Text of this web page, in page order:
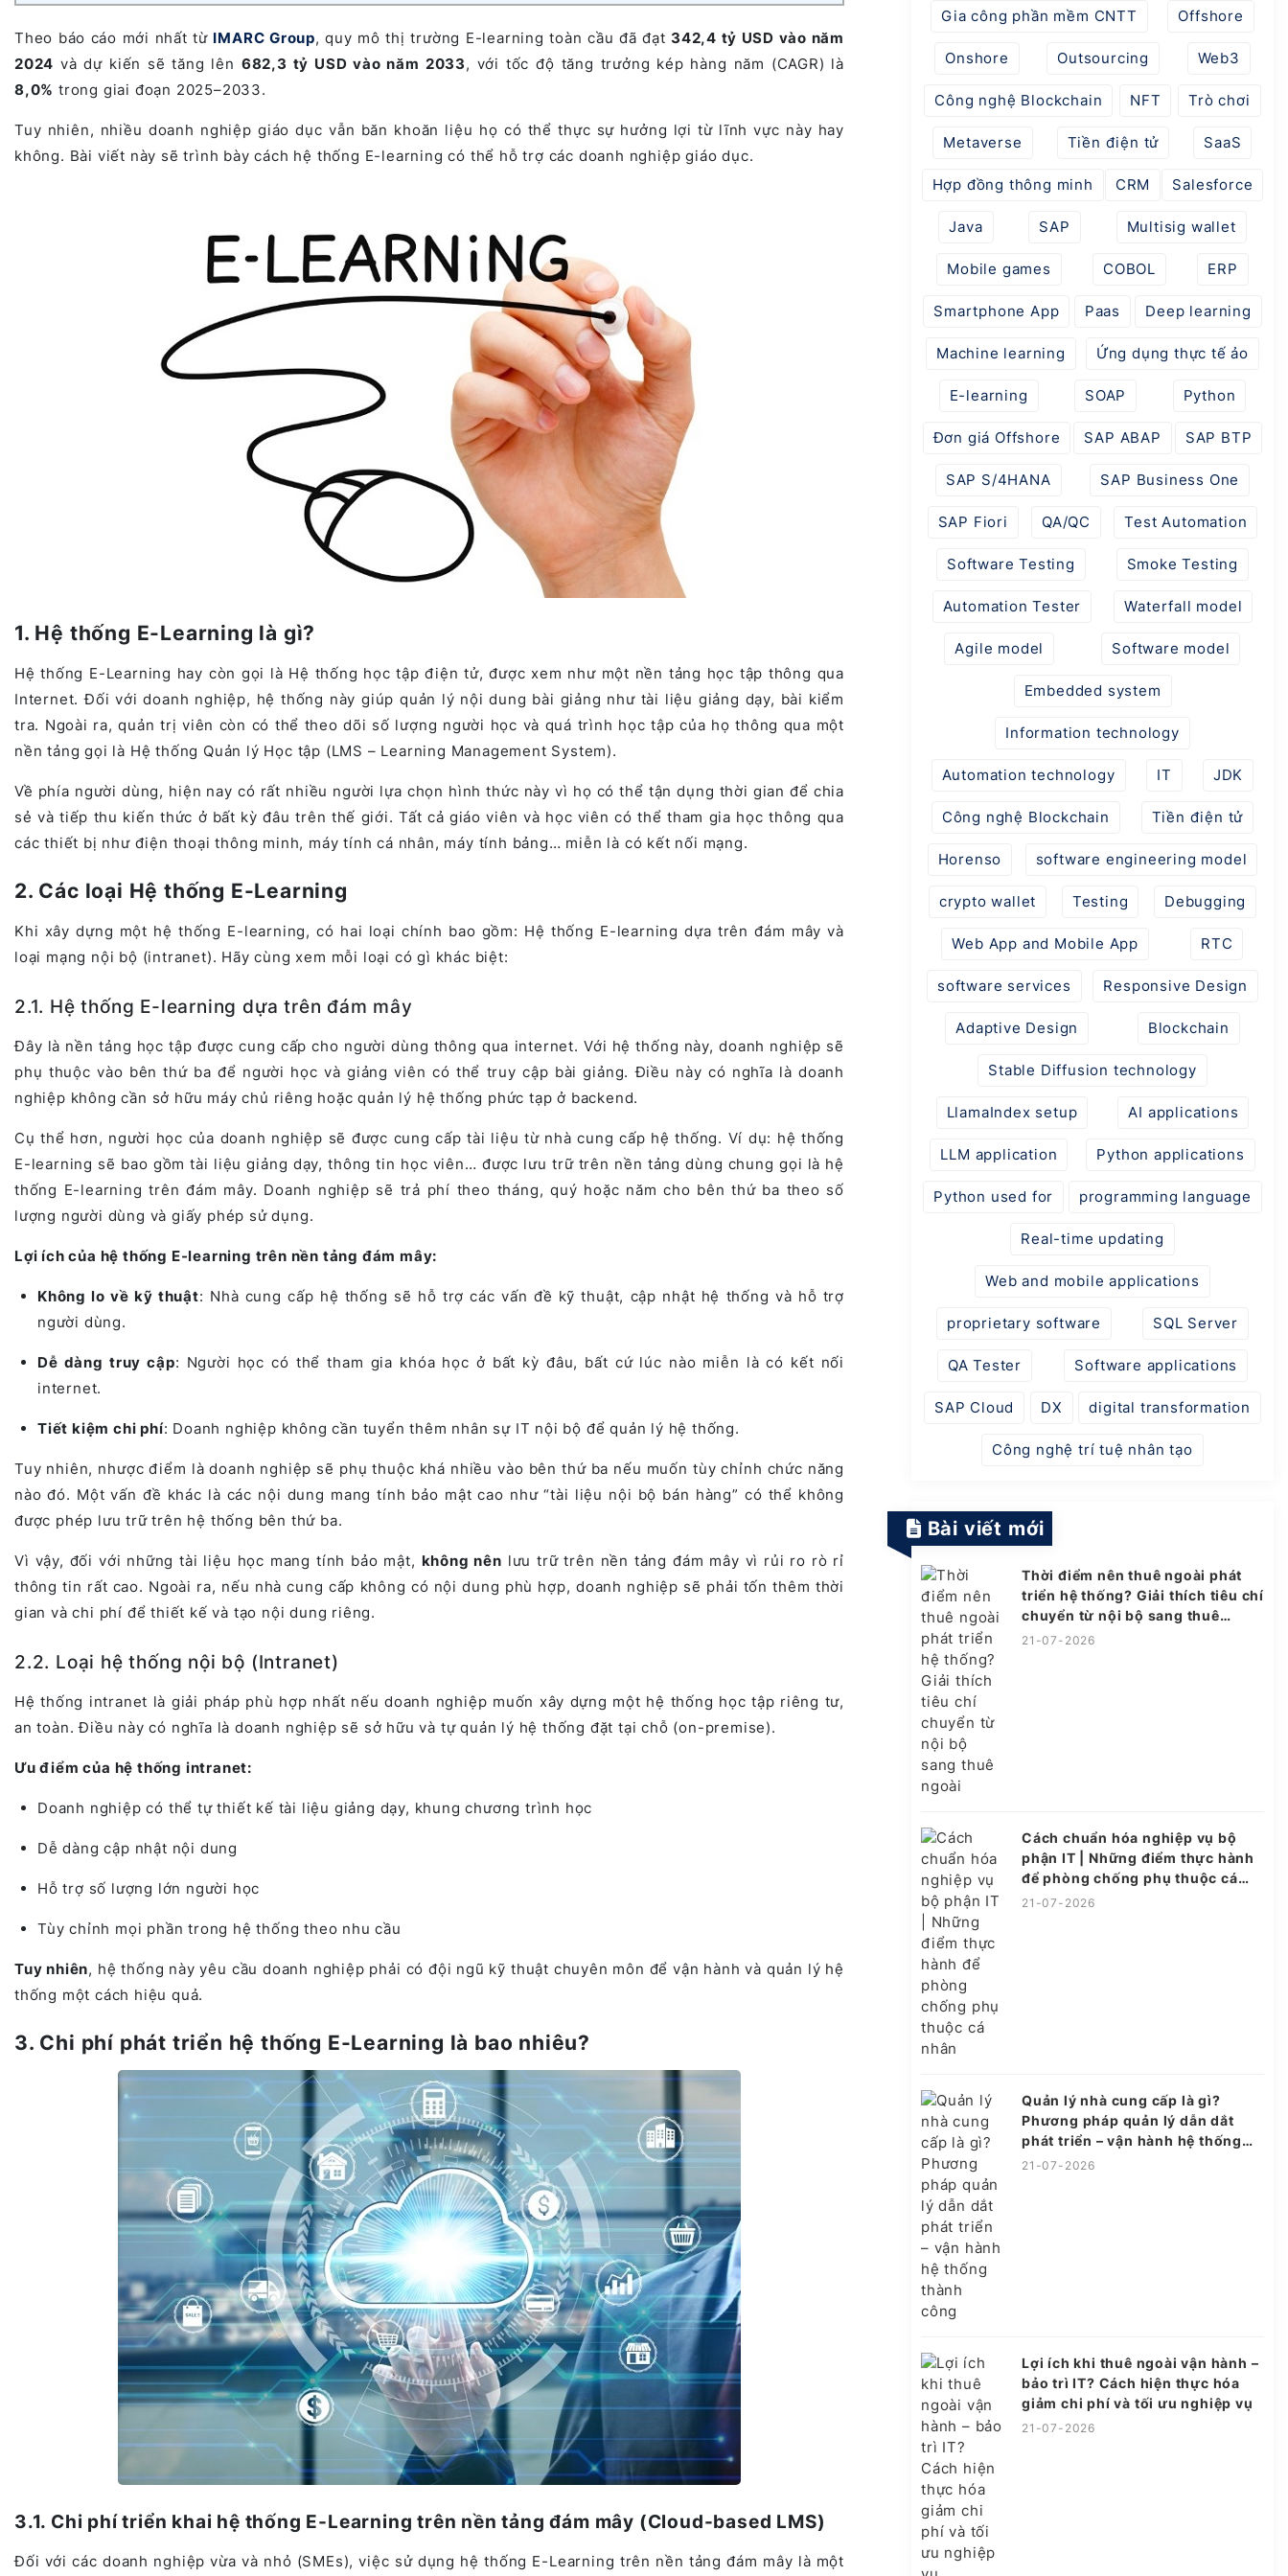
Theo báo cáo mới nhất từ IMARC Group, quy mô thị trường E-learning toàn cầu đã đạt342,4 tỷ USD vào năm
2024 và dự kiến sẽ tăng lên 682,3 tỷ USD vào năm 2033, với tốc độ tăng trưởng kép hàng năm (CAGR) là
8,0% trong giai đoạn 2025–2033.
Tuy nhiên, nhiều doanh nghiệp giáo dục vẫn băn khoăn liệu họ có thể thực sự hưởng lợi từ lĩnh vực này hay
không. Bài viết này sẽ trình bày cách hệ thống E-learning có thể hỗ trợ các doanh nghiệp giáo dục.
1. Hệ thống E-Learning là gì?
Hệ thống E-Learning hay còn gọi là Hệ thống học tập điện tử, được xem như một nền tảng học tập thông qua
Internet. Đối với doanh nghiệp, hệ thống này giúp quản lý nội dung bài giảng như tài liệu giảng dạy, bài kiểm
tra. Ngoài ra, quản trị viên còn có thể theo dõi số lượng người học và quá trình học tập của họ thông qua một
nền tảng gọi là Hệ thống Quản lý Học tập (LMS – Learning Management System).
Về phía người dùng, hiện nay có rất nhiều người lựa chọn hình thức này vì họ có thể tận dụng thời gian để chia
sẻ và tiếp thu kiến thức ở bất kỳ đâu trên thế giới. Tất cả giáo viên và học viên có thể tham gia học thông qua
các thiết bị như điện thoại thông minh, máy tính cá nhân, máy tính bảng… miễn là có kết nối mạng.
2. Các loại Hệ thống E-Learning
Khi xây dựng một hệ thống E-learning, có hai loại chính bao gồm: Hệ thống E-learning dựa trên đám mây và
loại mạng nội bộ (intranet). Hãy cùng xem mỗi loại có gì khác biệt:
2.1. Hệ thống E-learning dựa trên đám mây
Đây là nền tảng học tập được cung cấp cho người dùng thông qua internet. Với hệ thống này, doanh nghiệp sẽ
phụ thuộc vào bên thứ ba để người học và giảng viên có thể truy cập bài giảng. Điều này có nghĩa là doanh
nghiệp không cần sở hữu máy chủ riêng hoặc quản lý hệ thống phức tạp ở backend.
Cụ thể hơn, người học của doanh nghiệp sẽ được cung cấp tài liệu từ nhà cung cấp hệ thống. Ví dụ: hệ thống
E-learning sẽ bao gồm tài liệu giảng dạy, thông tin học viên… được lưu trữ trên nền tảng dùng chung gọi là hệ
thống E-learning trên đám mây. Doanh nghiệp sẽ trả phí theo tháng, quý hoặc năm cho bên thứ ba theo số
lượng người dùng và giấy phép sử dụng.
Lợi ích của hệ thống E-learning trên nền tảng đám mây:
Không lo về kỹ thuật: Nhà cung cấp hệ thống sẽ hỗ trợ các vấn đề kỹ thuật, cập nhật hệ thống và hỗ trợ
người dùng.
Dễ dàng truy cập: Người học có thể tham gia khóa học ở bất kỳ đâu, bất cứ lúc nào miễn là có kết nối
internet.
Tiết kiệm chi phí: Doanh nghiệp không cần tuyển thêm nhân sự IT nội bộ để quản lý hệ thống.
Tuy nhiên, nhược điểm là doanh nghiệp sẽ phụ thuộc khá nhiều vào bên thứ ba nếu muốn tùy chỉnh chức năng
nào đó. Một vấn đề khác là các nội dung mang tính bảo mật cao như “tài liệu nội bộ bán hàng” có thể không
được phép lưu trữ trên hệ thống bên thứ ba.
Vì vậy, đối với những tài liệu học mang tính bảo mật, không nên lưu trữ trên nền tảng đám mây vì rủi ro rò rỉ
thông tin rất cao. Ngoài ra, nếu nhà cung cấp không có nội dung phù hợp, doanh nghiệp sẽ phải tốn thêm thời
gian và chi phí để thiết kế và tạo nội dung riêng.
2.2. Loại hệ thống nội bộ (Intranet)
Hệ thống intranet là giải pháp phù hợp nhất nếu doanh nghiệp muốn xây dựng một hệ thống học tập riêng tư,
an toàn. Điều này có nghĩa là doanh nghiệp sẽ sở hữu và tự quản lý hệ thống đặt tại chỗ (on-premise).
Ưu điểm của hệ thống intranet:
Doanh nghiệp có thể tự thiết kế tài liệu giảng dạy, khung chương trình học
Dễ dàng cập nhật nội dung
Hỗ trợ số lượng lớn người học
Tùy chỉnh mọi phần trong hệ thống theo nhu cầu
Tuy nhiên, hệ thống này yêu cầu doanh nghiệp phải có đội ngũ kỹ thuật chuyên môn để vận hành và quản lý hệ
thống một cách hiệu quả.
3. Chi phí phát triển hệ thống E-Learning là bao nhiêu?
3.1. Chi phí triển khai hệ thống E-Learning trên nền tảng đám mây (Cloud-based LMS)
Đối với các doanh nghiệp vừa và nhỏ (SMEs), việc sử dụng hệ thống E-Learning trên nền tảng đám mây là một
Gia công phần mềm CNTT Offshore
Onshore Outsourcing Web3
Công nghệ Blockchain NFT Trò chơi
Metaverse Tiền điện tử SaaS
Hợp đồng thông minh CRM Salesforce
Java SAP Multisig wallet
Mobile games COBOL ERP
Smartphone App Paas Deep learning
Machine learning Ứng dụng thực tế ảo
E-learning SOAP Python
Đơn giá Offshore SAP ABAP SAP BTP
SAP S/4HANA SAP Business One
SAP Fiori QA/QC Test Automation
Software Testing Smoke Testing
Automation Tester Waterfall model
Agile model Software model
Embedded system
Information technology
Automation technology IT JDK
Công nghệ Blockchain Tiền điện tử
Horenso software engineering model
crypto wallet Testing Debugging
Web App and Mobile App RTC
software services Responsive Design
Adaptive Design Blockchain
Stable Diffusion technology
LlamaIndex setup AI applications
LLM application Python applications
Python used for programming language
Real-time updating
Web and mobile applications
proprietary software SQL Server
QA Tester Software applications
SAP Cloud DX digital transformation
Công nghệ trí tuệ nhân tạo
Bài viết mới
Thời điểm nên thuê ngoài phát
triển hệ thống? Giải thích tiêu chí
chuyển từ nội bộ sang thuê
ngoài
21-07-2026
Cách chuẩn hóa nghiệp vụ bộ
phận IT | Những điểm thực hành
để phòng chống phụ thuộc cá
nhân
21-07-2026
Quản lý nhà cung cấp là gì?
Phương pháp quản lý dẫn dắt
phát triển – vận hành hệ thống
thành công
21-07-2026
Lợi ích khi thuê ngoài vận hành –
bảo trì IT? Cách hiện thực hóa
giảm chi phí và tối ưu nghiệp vụ
21-07-2026